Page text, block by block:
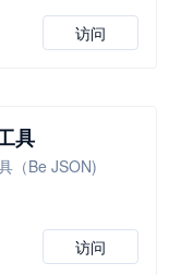
访问
具
（Be JSON)
访问